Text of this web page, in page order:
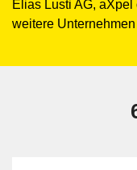
Elias Lusti AG,
weitere